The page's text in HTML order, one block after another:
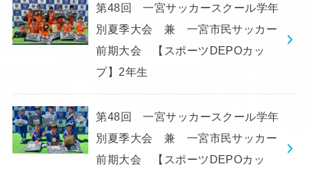
第48回 一宮サッカースクール学年
別夏季大会 兼 一宮市民サッカー
前期大会 【スポーツDEPOカッ
プ】2年生
第48回 一宮サッカースクール学年
別夏季大会 兼 一宮市民サッカー
前期大会 【スポーツDEPOカッ